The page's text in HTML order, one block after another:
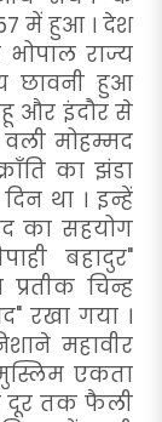
में हुआ । देश
राज्य
छावनी हुआ
और इंदौर से
मोहम्मद
का झंडा
था । इन्हें
का सहयोग
बहादुर"
चिन्ह
रखा गया ।
महावीर
एकता
दूर तक फैली